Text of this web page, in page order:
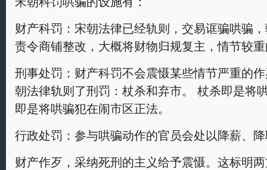
财产科罚：宋朝法律已经轨则，交易诓骗哄骗
责令商铺整改，大概将财物归规复主，情节较
刑事处罚：财产科罚不会震慑某些情节严重的
朝法律轨则了刑罚：杖杀和弃市。 杖杀即是将
即是将哄骗犯在闹市区正法。
行政处罚：参与哄骗动作的官员会处以降薪、
财产作歹，采纳死刑的主义给予震慑。这标明